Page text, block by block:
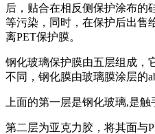
后，贴合在相反侧保护涂布的
等污染，同时，在保护后出售
离PET保护膜。
钢化玻璃保护膜由五层组成，
不同，钢化膜由玻璃膜涂层的
上面的第一层是钢化玻璃,是触
第二层为亚克力胶，将其面与